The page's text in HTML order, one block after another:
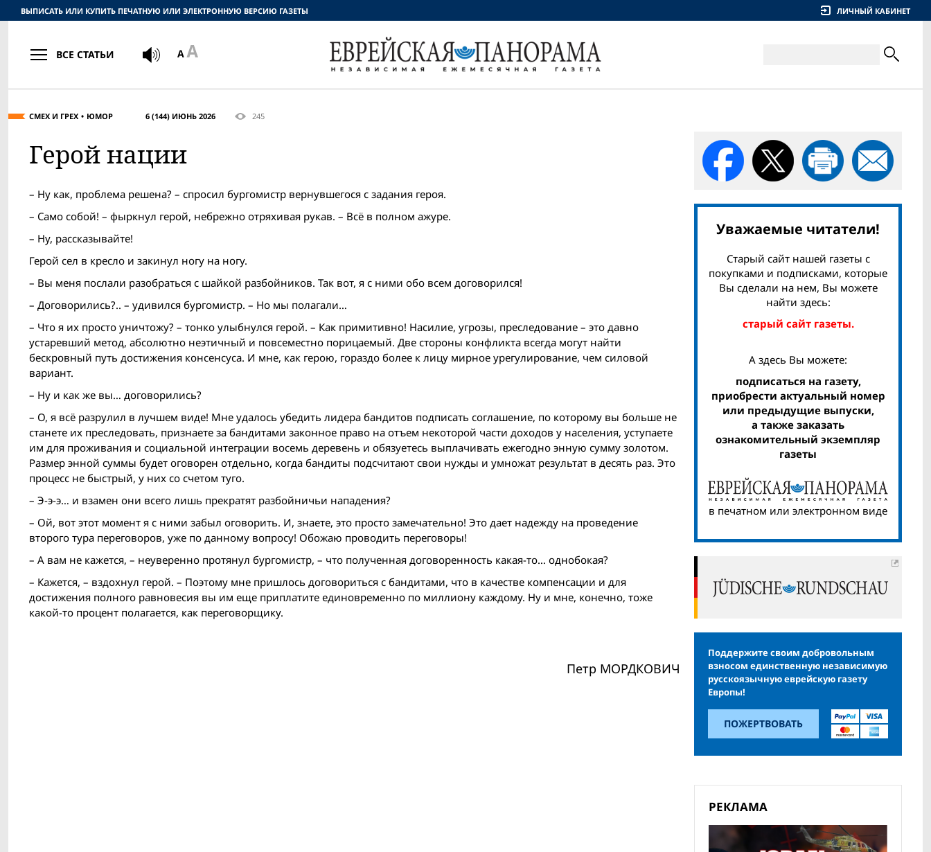
СМЕХ И ГРЕХ ЮМОР 6 (144) ИЮНЬ 2026 245
Герой нации
– Ну как, проблема решена? – спросил бургомистр вернувшегося с задания героя.
– Само собой! – фыркнул герой, небрежно отряхивая рукав. – Всё в полном ажуре.
– Ну, рассказывайте!
Герой сел в кресло и закинул ногу на ногу.
– Вы меня послали разобраться с шайкой разбойников. Так вот, я с ними обо всем договорился!
– Договорились?.. – удивился бургомистр. – Но мы полагали…
– Что я их просто уничтожу? – тонко улыбнулся герой. – Как примитивно! Насилие, угрозы, преследование – это давно
устаревший метод, абсолютно неэтичный и повсеместно порицаемый. Две стороны конфликта всегда могут найти
бескровный путь достижения консенсуса. И мне, как герою, гораздо более к лицу мирное урегулирование, чем силовой
вариант.
– Ну и как же вы… договорились?
– О, я всё разрулил в лучшем виде! Мне удалось убедить лидера бандитов подписать соглашение, по которому вы больше не
станете их преследовать, признаете за бандитами законное право на отъем некоторой части доходов у населения, уступаете
им для проживания и социальной интеграции восемь деревень и обязуетесь выплачивать ежегодно энную сумму золотом.
Размер энной суммы будет оговорен отдельно, когда бандиты подсчитают свои нужды и умножат результат в десять раз. Это
процесс не быстрый, у них со счетом туго.
– Э-э-э… и взамен они всего лишь прекратят разбойничьи нападения?
– Ой, вот этот момент я с ними забыл оговорить. И, знаете, это просто замечательно! Это дает надежду на проведение
второго тура переговоров, уже по данному вопросу! Обожаю проводить переговоры!
– А вам не кажется, – неуверенно протянул бургомистр, – что полученная договоренность какая-то… однобокая?
– Кажется, – вздохнул герой. – Поэтому мне пришлось договориться с бандитами, что в качестве компенсации и для
достижения полного равновесия вы им еще приплатите едино­временно по миллиону каждому. Ну и мне, конечно, тоже
какой-то процент полагается, как переговорщику.
Петр МОРДКОВИЧ
Уважаемые читатели!
Старый сайт нашей газеты с
покупками и подписками, которые
Вы сделали на нем, Вы можете
найти здесь:
старый сайт газеты.
А здесь Вы можете:
подписаться на газету,
приобрести актуальный номер
или предыдущие выпуски,
а также заказать
ознакомительный экземпляр
газеты
в печатном или электронном виде
Поддержите своим добровольным
взносом единственную независимую
русскоязычную еврейскую газету
Европы!
ПОЖЕРТВОВАТЬ
РЕКЛАМА
ВЫПИСАТЬ ИЛИ КУПИТЬ ПЕЧАТНУЮ ИЛИ ЭЛЕКТРОННУЮ ВЕРСИЮ ГАЗЕТЫ ЛИЧНЫЙ КАБИНЕТ
ВСЕ СТАТЬИ